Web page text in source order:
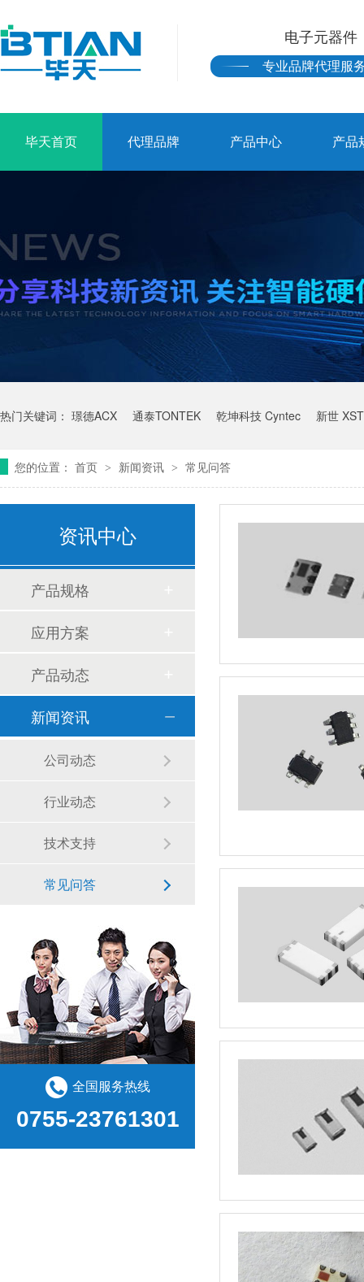
电子元器件
专业品牌代理服
毕天首页 代理品牌 产品中心 产品
热门关键词： 璟德ACX 通泰TONTEK 乾坤科技 Cyntec 新世
您的位置： 首页 > 新闻资讯 > 常见问答
资讯中心
产品规格
应用方案
产品动态
新闻资讯
公司动态
行业动态
技术支持
常见问答
全国服务热线
0755-23761301